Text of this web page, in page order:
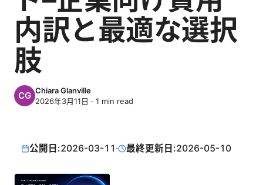
内訳と最適な選択
肢
Chiara Glanville
2026年3月11日 · 1 min read
公開日:2026-03-11 · 最終更新日:2026-05-10